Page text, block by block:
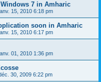
7 in Amharic
15, 2010 6:18 pm
soon in Amharic
15, 2010 6:17 pm
01, 2010 1:36 pm
30, 2009 6:22 pm